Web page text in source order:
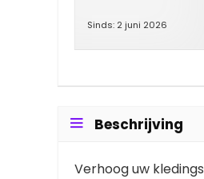
Sinds: 2 juni 2026
Beschrijving
Verhoog uw